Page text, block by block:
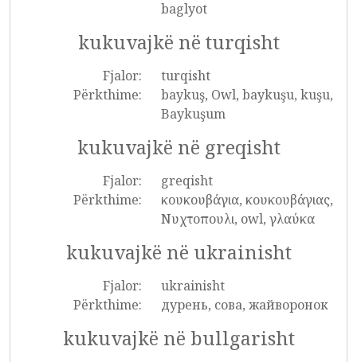
baglyot
kukuvajkë në turqisht
Fjalor:
turqisht
Përkthime:
baykuş, Owl, baykuşu, kuşu,
Baykuşum
kukuvajkë në greqisht
Fjalor:
greqisht
Përkthime:
κουκουβάγια, κουκουβάγιας,
Νυχτοπουλι, owl, γλαύκα
kukuvajkë në ukrainisht
Fjalor:
ukrainisht
Përkthime:
дурень, сова, жайворонок
kukuvajkë në bullgarisht